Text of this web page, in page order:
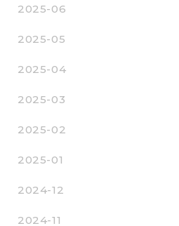
2025-06
2025-05
2025-04
2025-03
2025-02
2025-01
2024-12
2024-11